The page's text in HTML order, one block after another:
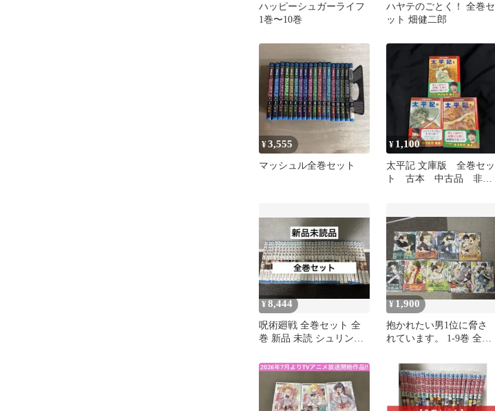
ハッピーシュガーライフ
1巻〜10巻
ハヤテのごとく！ 全巻セ
ット 畑健二郎
¥3,555
マッシュル全巻セット
¥ 1,100
太平記 文庫版 全巻セッ
ト 古本 中古品 非レ
¥8,444
呪術廻戦 全巻セット 全
巻 新品 未読 シュリンク
¥ 1,900
抱かれたい男1位に脅さ
れています。 1-9巻 全巻